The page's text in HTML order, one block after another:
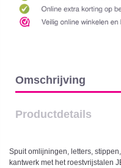
Omschrijving
Productdetails
Spuit omlijningen, letters,
kantwerk met het roestvrijstalen